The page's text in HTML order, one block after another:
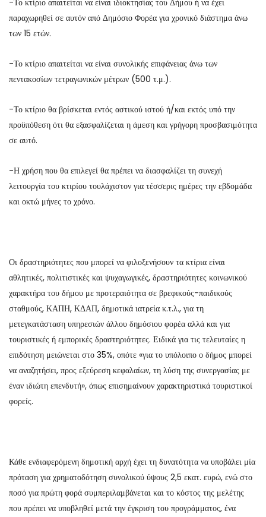
-Το κτίριο απαιτείται να είναι ιδιοκτησίας του Δήμου ή να έχει
παραχωρηθεί σε αυτόν από Δημόσιο Φορέα για χρονικό διάστημα άνω
των 15 ετών.
-Το κτίριο απαιτείται να είναι συνολικής επιφάνειας άνω των
πεντακοσίων τετραγωνικών μέτρων (500 τ.μ.).
-Το κτίριο θα βρίσκεται εντός αστικού ιστού ή/και εκτός υπό την
προϋπόθεση ότι θα εξασφαλίζεται η άμεση και γρήγορη προσβασιμότητα
σε αυτό.
-Η χρήση που θα επιλεγεί θα πρέπει να διασφαλίζει τη συνεχή
λειτουργία του κτιρίου τουλάχιστον για τέσσερις ημέρες την εβδομάδα
και οκτώ μήνες το χρόνο.
Οι δραστηριότητες που μπορεί να φιλοξενήσουν τα κτίρια είναι
αθλητικές, πολιτιστικές και ψυχαγωγικές, δραστηριότητες κοινωνικού
χαρακτήρα του δήμου με προτεραιότητα σε βρεφικούς-παιδικούς
σταθμούς, ΚΑΠΗ, ΚΔΑΠ, δημοτικά ιατρεία κ.τ.λ., για τη
μετεγκατάσταση υπηρεσιών άλλου δημόσιου φορέα αλλά και για
τουριστικές ή εμπορικές δραστηριότητες. Ειδικά για τις τελευταίες η
επιδότηση μειώνεται στο 35%, οπότε «για το υπόλοιπο ο δήμος μπορεί
να αναζητήσει, προς εξεύρεση κεφαλαίων, τη λύση της συνεργασίας με
έναν ιδιώτη επενδυτή», όπως επισημαίνουν χαρακτηριστικά τουριστικοί
φορείς.
Κάθε ενδιαφερόμενη δημοτική αρχή έχει τη δυνατότητα να υποβάλει μία
πρόταση για χρηματοδότηση συνολικού ύψους 2,5 εκατ. ευρώ, ενώ στο
ποσό για πρώτη φορά συμπεριλαμβάνεται και το κόστος της μελέτης
που πρέπει να υποβληθεί μετά την έγκριση του προγράμματος, ένα